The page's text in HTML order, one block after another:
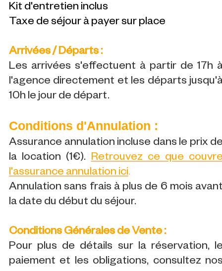
Kit d'entretien inclus
Taxe de séjour à payer sur place
Arrivées / Départs :
Les arrivées s'effectuent à partir de 17h
l'agence directement et les départs
10h le jour de départ.
Conditions d'Annulation :
Assurance annulation incluse dans le prix
la location (1€).Retrouvez ce que
l'assurance annulation ici.
Annulation sans frais à plus de 6 mois
la date du début du séjour.
Conditions Générales de Vente :
Pour plus de détails sur la réservation,
paiement et les obligations, consultez